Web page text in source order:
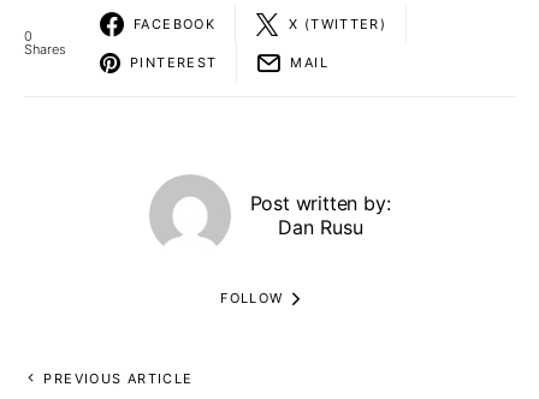
0
Shares
FACEBOOK X (TWITTER)
PINTEREST MAIL
Post written by:
Dan Rusu
FOLLOW
PREVIOUS ARTICLE